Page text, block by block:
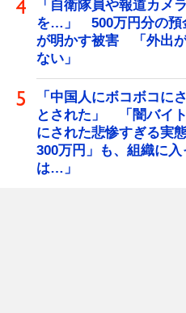
「自衛隊員や報道カメ
を…」 500万円分の預
が明かす被害 「外出
ない」
「中国人にボコボコに
とされた」 「闇バイ
にされた悲惨すぎる実
300万円」も、組織に
は…」